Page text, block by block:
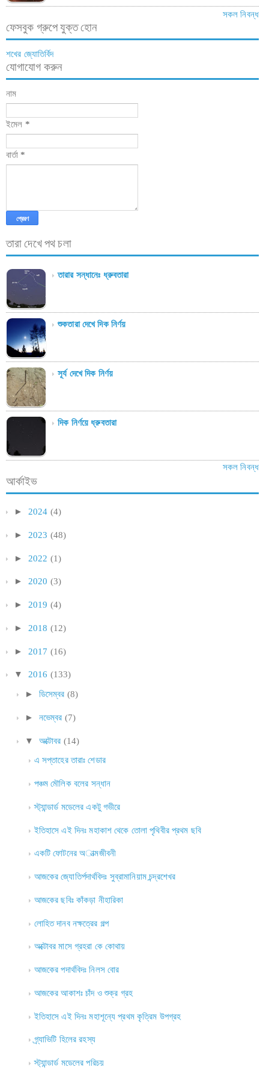
সকল নিবন্ধ
ফেসবুক গ্রুপে যুক্ত হোন
শখের জ্যোতির্বিদ
যোগাযোগ করুন
নাম
ইমেল *
বার্তা *
তারা দেখে পথ চলা
তারার সন্ধানেঃ ধ্রুবতারা
শুকতারা দেখে দিক নির্ণয়
সূর্য দেখে দিক নির্ণয়
দিক নির্ণয়ে ধ্রুবতারা
সকল নিবন্ধ
আর্কাইভ
► 2024 (4)
► 2023 (48)
► 2022 (1)
► 2020 (3)
► 2019 (4)
► 2018 (12)
► 2017 (16)
▼ 2016 (133)
► ডিসেম্বর (8)
► নভেম্বর (7)
▼ অক্টোবর (14)
এ সপ্তাহের তারাঃ শেডার
পঞ্চম মৌলিক বলের সন্ধান
স্ট্যান্ডার্ড মডেলের একটু গভীরে
ইতিহাসে এই দিনঃ মহাকাশ থেকে তোলা পৃথিবীর প্রথম ছবি
একটি ফোটনের অাত্মজীবনী
আজকের জ্যোতির্পদার্থবিদঃ সুব্রামানিয়াম চন্দ্রশেখর
আজকের ছবিঃ কাঁকড়া নীহারিকা
লোহিত দানব নক্ষত্রের গল্প
অক্টোবর মাসে গ্রহরা কে কোথায়
আজকের পদার্থবিদঃ নিলস বোর
আজকের আকাশঃ চাঁদ ও শুক্র গ্রহ
ইতিহাসে এই দিনঃ মহাশূন্যে প্রথম কৃত্রিম উপগ্রহ
গ্র্যাভিটি হিলের রহস্য
স্ট্যান্ডার্ড মডেলের পরিচয়